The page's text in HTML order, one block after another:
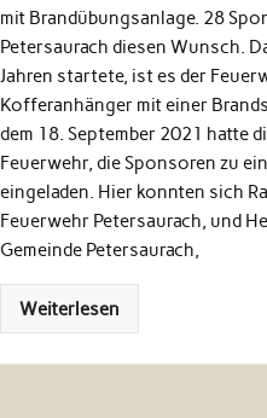
mit Brandübungsanlage. 28
Petersaurach diesen Wunsch.
Jahren startete, ist es der
Kofferanhänger mit einer
dem 18. September 2021 hatte
Feuerwehr, die Sponsoren zu
eingeladen. Hier konnten sich
Feuerwehr Petersaurach, und
Gemeinde Petersaurach,
Weiterlesen